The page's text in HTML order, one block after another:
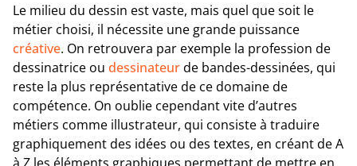
Le milieu du dessin est vaste, mais quel que soit le
métier choisi, il nécessite une grande puissance
créative. On retrouvera par exemple la profession de
dessinatrice ou dessinateurde bandes-dessinées, qui
reste la plus représentative de ce domaine de
compétence. On oublie cependant vite d’autres
métiers comme illustrateur, qui consiste à traduire
graphiquement des idées ou des textes, en créant de A